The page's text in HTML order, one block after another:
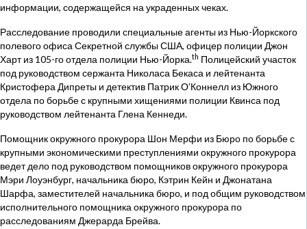
информации, содержащейся на украденных чеках.
Расследование проводили специальные агенты из Нью-Йоркского
полевого офиса Секретной службы США, офицер полиции Джон
Харт из 105-го отдела полиции Нью-Йорка.th Полицейский участок
под руководством сержанта Николаса Бекаса и лейтенанта
Кристофера Дипреты и детектив Патрик О’Коннелл из Южного
отдела по борьбе с крупными хищениями полиции Квинса под
руководством лейтенанта Глена Кеннеди.
Помощник окружного прокурора Шон Мерфи из Бюро по борьбе с
крупными экономическими преступлениями окружного прокурора
ведет дело под руководством помощников окружного прокурора
Мэри Лоуэнбург, начальника бюро, Кэтрин Кейн и Джонатана
Шарфа, заместителей начальника бюро, и под общим руководством
исполнительного помощника окружного прокурора по
расследованиям Джерарда Брейва.